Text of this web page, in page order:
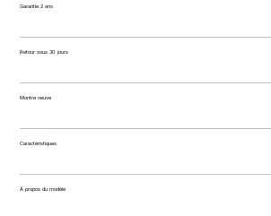
Garantie 2 ans
Retour sous 30 jours
Montre neuve
Caractéristiques
À propos du modèle